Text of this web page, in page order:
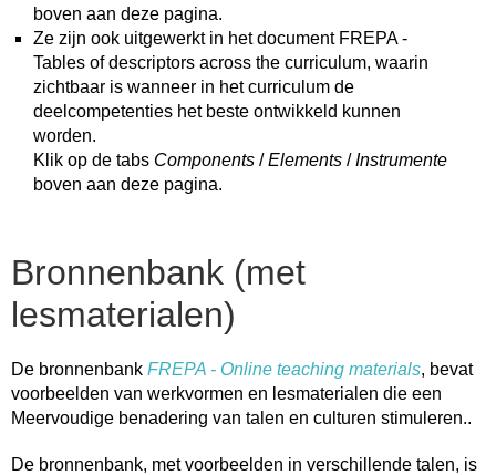
boven aan deze pagina.
Ze zijn ook uitgewerkt in het document FREPA -
Tables of descriptors across the curriculum, waarin
zichtbaar is wanneer in het curriculum de
deelcompetenties het beste ontwikkeld kunnen
worden.
Klik op de tabs Components /Elements /Instrumente
boven aan deze pagina.
Bronnenbank (met
lesmaterialen)
De bronnenbank FREPA - Online teaching materials, bevat
voorbeelden van werkvormen en lesmaterialen die een
Meervoudige benadering van talen en culturen stimuleren..
De bronnenbank, met voorbeelden in verschillende talen, is